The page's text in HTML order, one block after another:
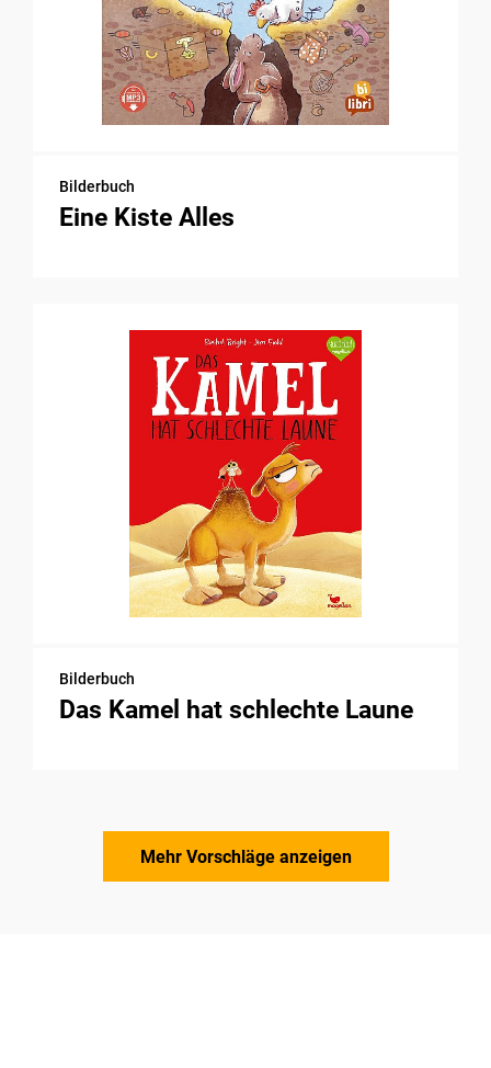
Bilderbuch
Eine Kiste Alles
Bilderbuch
Das Kamel hat schlechte Laune
Mehr Vorschläge anzeigen